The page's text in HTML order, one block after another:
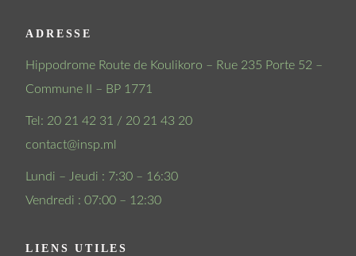
ADRESSE
Hippodrome Route de Koulikoro – Rue 235 Porte 52 –
Commune II – BP 1771
Tel: 20 21 42 31 / 20 21 43 20
contact@insp.ml
Lundi – Jeudi : 7:30 – 16:30
Vendredi : 07:00 – 12:30
LIENS UTILES